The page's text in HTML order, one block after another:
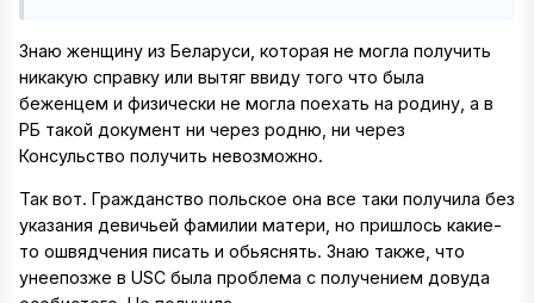
Знаю женщину из Беларуси, которая не могла получить
никакую справку или вытяг ввиду того что была
беженцем и физически не могла поехать на родину, а в
РБ такой документ ни через родню, ни через
Консульство получить невозможно.
Так вот. Гражданство польское она все таки получила без
указания девичьей фамилии матери, но пришлось какие-
то ошвядчения писать и обьяснять. Знаю также, что
унеепозже в USC была проблема с получением довуда